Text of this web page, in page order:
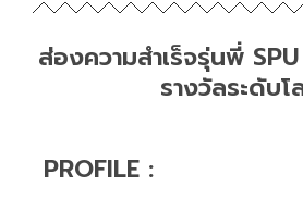
ส่องความสำเร็จรุ่นพี่
รางวัลระดับโ
PROFILE :